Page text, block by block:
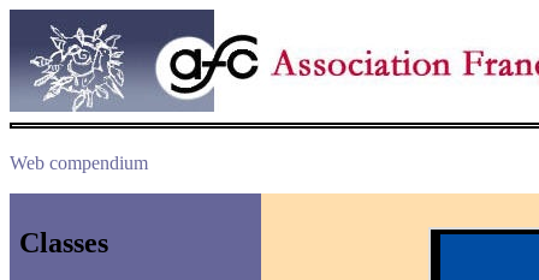
Web compendium
Classes